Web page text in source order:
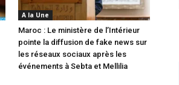
A la Une
Maroc : Le ministère de l’Intérieur
pointe la diffusion de fake news sur
les réseaux sociaux après les
événements à Sebta et Mellilia